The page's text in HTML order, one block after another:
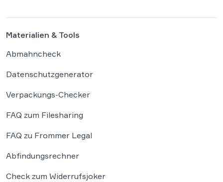
Materialien & Tools
Abmahncheck
Datenschutzgenerator
Verpackungs-Checker
FAQ zum Filesharing
FAQ zu Frommer Legal
Abfindungsrechner
Check zum Widerrufsjoker